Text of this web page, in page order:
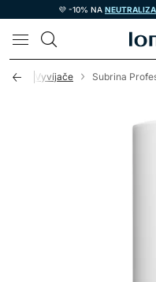
💜 -10% NA
LOMAX
/ Vyvíjače Subrina